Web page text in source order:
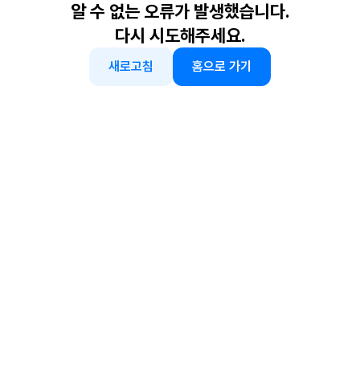
알 수 없는 오류가 발생했습니다.
다시 시도해주세요.
새로고침 홈으로 가기